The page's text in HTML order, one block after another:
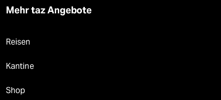
Mehr taz Angebote
Reisen
Kantine
Shop